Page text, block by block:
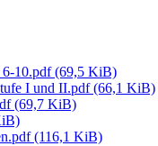
6-10.pdf(69,5 KiB)
I und II.pdf(66,1 KiB)
(69,7 KiB)
(116,1 KiB)